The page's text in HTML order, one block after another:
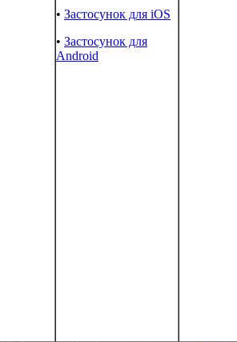
• Застосунок для iOS
• Застосунок для
Android